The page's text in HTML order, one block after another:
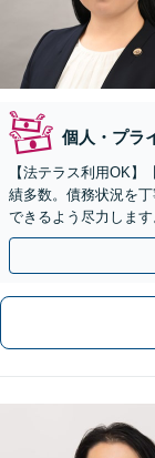
個人・プラ
【法テラス利用OK
績多数。債務状況を
できるよう尽力しま
（要予約）】【日本